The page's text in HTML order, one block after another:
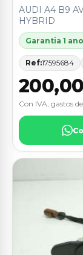
AUDI A4 B9
HYBRID
Garantia 1 ano
Ref:17595684
Con IVA, gastos